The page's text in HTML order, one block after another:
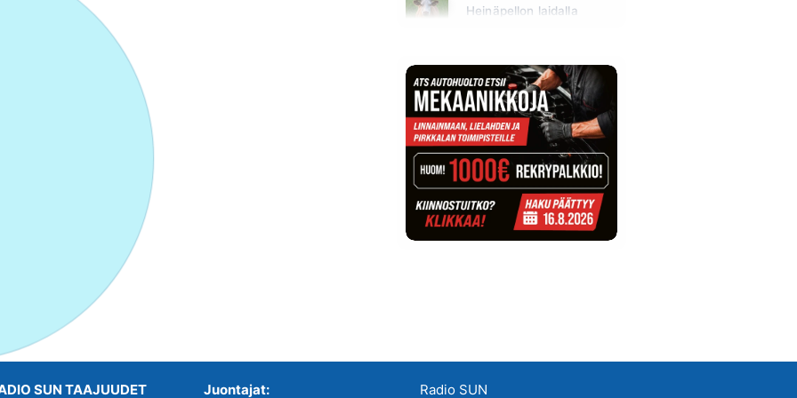
Heinäpellon laidalla
SUN TAAJUUDET Juontajat: Radio SUN